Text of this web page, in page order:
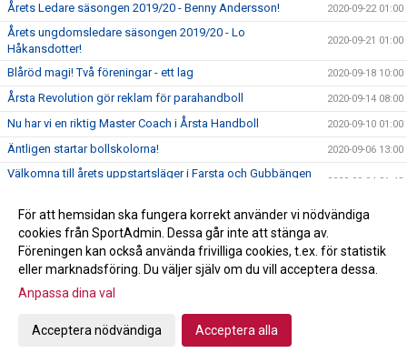
Årets Ledare säsongen 2019/20 - Benny Andersson! 2020-09-22 01:00
Årets ungdomsledare säsongen 2019/20 - Lo
Håkansdotter!
2020-09-21 01:00
Blåröd magi! Två föreningar - ett lag 2020-09-18 10:00
Årsta Revolution gör reklam för parahandboll 2020-09-14 08:00
Nu har vi en riktig Master Coach i Årsta Handboll 2020-09-10 01:00
Äntligen startar bollskolorna! 2020-09-06 13:00
Välkomna till årets uppstartsläger i Farsta och Gubbängen
2020-09-04 21:43
Välkomna till Årsmöte den 24 september 2020-09-01 23:11
SOMMARAKTIVITETR PÅ SKARPNÄCKSFÄLTET! 2020-06-26 16:39
Gå till Webbversion
För att hemsidan ska fungera korrekt använder vi nödvändiga
cookies från SportAdmin. Dessa går inte att stänga av.
Föreningen kan också använda frivilliga cookies, t.ex. för statistik
eller marknadsföring. Du väljer själv om du vill acceptera dessa.
Anpassa dina val
Acceptera nödvändiga Acceptera alla